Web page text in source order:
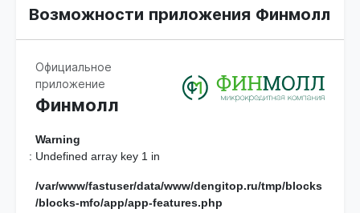
Возможности приложения Финмолл
Официальное
приложение
Финмолл
Warning
: Undefined array key 1 in
/var/www/fastuser/data/www/dengitop.ru/tmp/blocks
/blocks-mfo/app/app-features.php